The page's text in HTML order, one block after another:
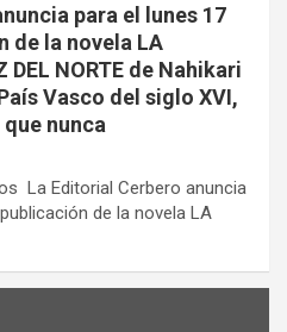
para el lunes 17
de la novela LA
DEL NORTE de Nahikari
Vasco del siglo XVI,
nunca
La Editorial Cerbero anuncia
de la novela LA